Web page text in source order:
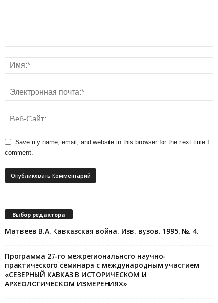
Save my name, email, and website in this browser for the next time I
comment.
Выбор редактора
Матвеев В.А. Кавказская война. Изв. вузов. 1995. №. 4.
Программа 27-го межрегионального научно-
практического семинара с международным участием
«СЕВЕРНЫЙ КАВКАЗ В ИСТОРИЧЕСКОМ И
АРХЕОЛОГИЧЕСКОМ ИЗМЕРЕНИЯХ»